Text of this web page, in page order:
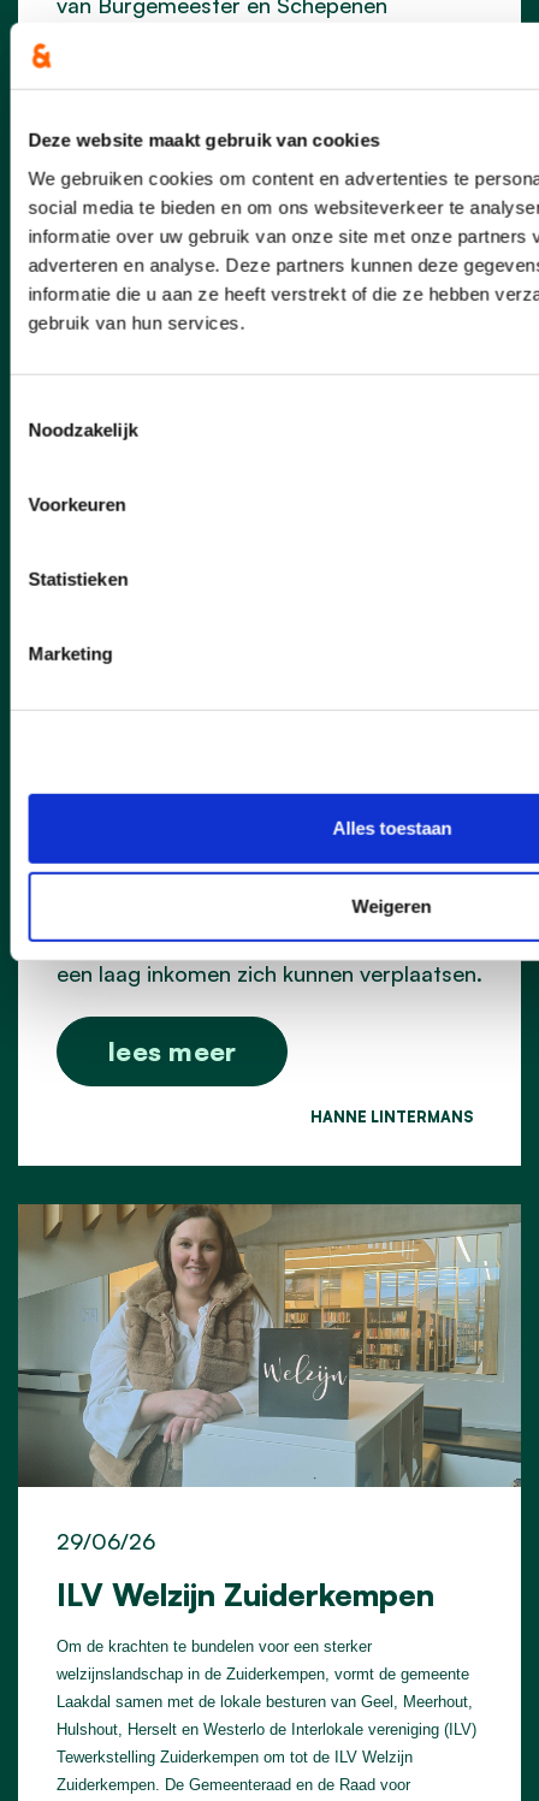
Deze website maakt gebruik van cookies
We gebruiken cookies om content en advertenties te
social media te bieden en om ons websiteverkeer te
informatie over uw gebruik van onze site met onze partners
adverteren en analyse. Deze partners kunnen deze
informatie die u aan ze heeft verstrekt of die ze hebben
gebruik van hun services.
Noodzakelijk
Voorkeuren
Statistieken
Marketing
Alles toestaan
Weigeren
CHIEL PEETERS
GERDA BROECKX
HANNE LINTERMANS
NIELS VERMEULEN
STEIN VOET
TINE GIELIS
17/07/26
haar voormalige naam Minder
Mobielencentrale, haar 30-jaar bestaan.
met hulp van vrijwilligers voor dat
inwoners met een beperkte mobiliteit en
een laag inkomen zich kunnen verplaatsen.
lees meer
HANNE LINTERMANS
ILV Welzijn Zuiderkempen
29/06/26
Om de krachten te bundelen voor een sterker
welzijnslandschap in de Zuiderkempen, vormt de gemeente
Laakdal samen met de lokale besturen van Geel, Meerhout,
Hulshout, Herselt en Westerlo de Interlokale vereniging (ILV)
Tewerkstelling Zuiderkempen om tot de ILV Welzijn
Zuiderkempen. De Gemeenteraad en de Raad voor